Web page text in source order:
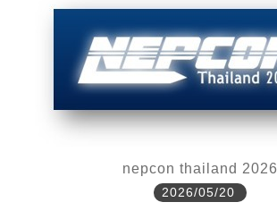
nepcon thailand 2026
2026/05/20